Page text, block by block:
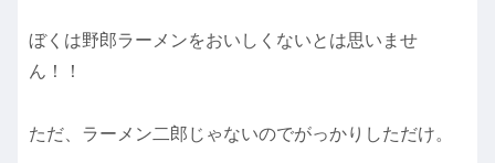
ぼくは野郎ラーメンをおいしくないとは思いませ
ん！！
ただ、ラーメン二郎じゃないのでがっかりしただけ。